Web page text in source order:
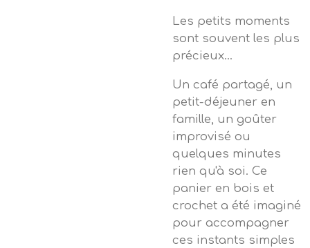
Les petits moments
sont souvent les plus
précieux...
Un café partagé, un
petit-déjeuner en
famille, un goûter
improvisé ou
quelques minutes
rien qu'à soi. Ce
panier en bois et
crochet a été imaginé
pour accompagner
ces instants simples